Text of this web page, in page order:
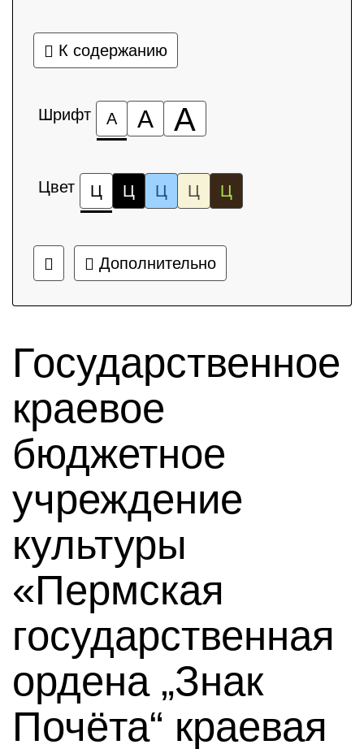
К содержанию
Шрифт А А А
Цвет Ц Ц Ц Ц Ц
Дополнительно
Государственное
краевое
бюджетное
учреждение
культуры
«Пермская
государственная
ордена „Знак
Почёта“ краевая